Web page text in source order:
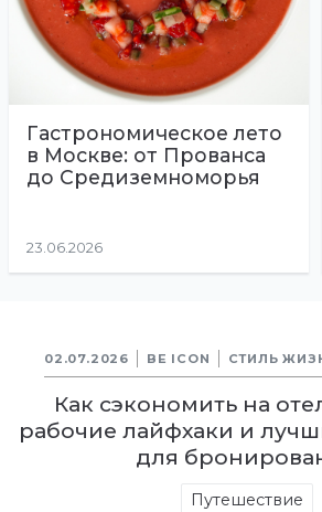
Гастрономическое лето
в Москве: от Прованса
до Средиземноморья
23.06.2026
02.07.2026 BE ICON СТИЛЬ
Как сэкономить на
рабочие лайфхаки и
для
Путешествие